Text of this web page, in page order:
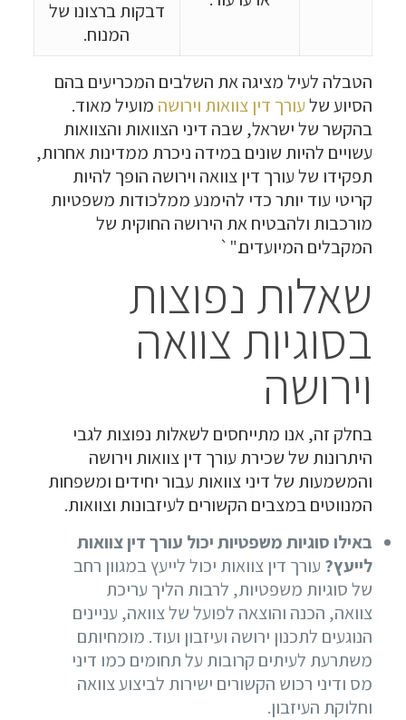
דבקות ברצונו של
המנוח.
הטבלה לעיל מציגה את השלבים המכריעים בהם
הסיוע שלעורך דין צוואות וירושה מועיל מאוד.
בהקשר של ישראל, שבה דיני הצוואות והצוואות
עשויים להיות שונים במידה ניכרת ממדינות אחרות,
תפקידו של עורך דין צוואה וירושה הופך להיות
קריטי עוד יותר כדי להימנע ממלכודות משפטיות
מורכבות ולהבטיח את הירושה החוקית של
המקבלים המיועדים."`
שאלות נפוצות
בסוגיות צוואה
וירושה
בחלק זה, אנו מתייחסים לשאלות נפוצות לגבי
היתרונות של שכירת עורך דין צוואות וירושה
והמשמעות של דיני צוואות עבור יחידים ומשפחות
המנווטים במצבים הקשורים לעיזבונות וצוואות.
באילו סוגיות משפטיות יכול עורך דין צוואות
לייעץ? עורך דין צוואות יכול לייעץ במגוון רחב
של סוגיות משפטיות, לרבות הליך עריכת
צוואה, הכנה והוצאה לפועל של צוואה, עניינים
הנוגעים לתכנון ירושה ועיזבון ועוד. מומחיותם
משתרעת לעיתים קרובות על תחומים כמו דיני
מס ודיני רכוש הקשורים ישירות לביצוע צוואה
וחלוקת העיזבון.